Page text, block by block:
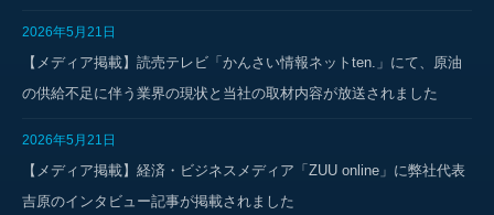
2026年5月21日
【メディア掲載】読売テレビ「かんさい情報ネットten.」にて、原油
の供給不足に伴う業界の現状と当社の取材内容が放送されました
2026年5月21日
【メディア掲載】経済・ビジネスメディア「ZUU online」に弊社代表
吉原のインタビュー記事が掲載されました